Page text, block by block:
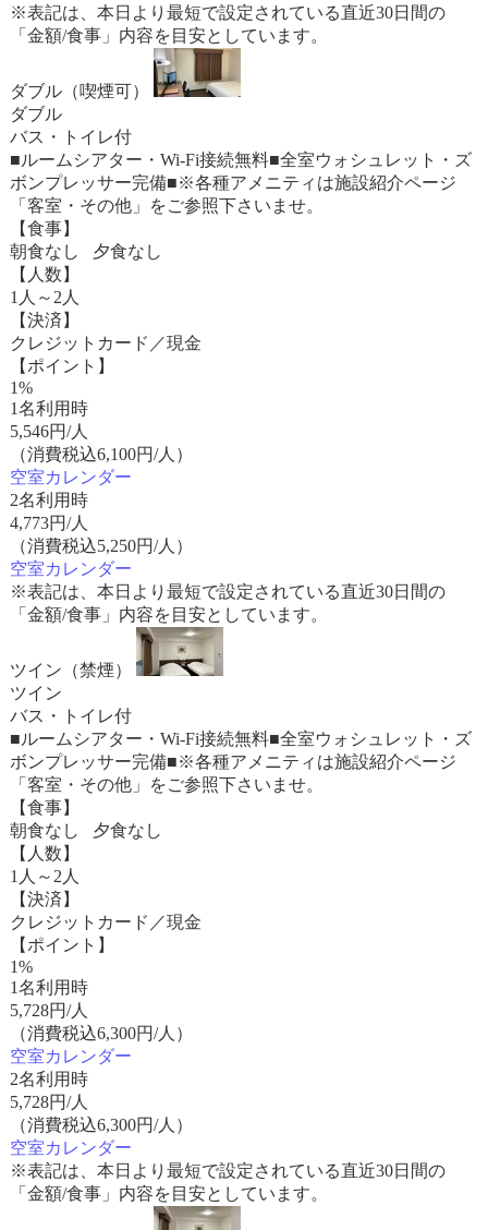
※表記は、本日より最短で設定されている直近30日間の
「金額/食事」内容を目安としています。
ダブル（喫煙可）
ダブル
バス・トイレ付
■ルームシアター・Wi-Fi接続無料■全室ウォシュレット・ズ
ボンプレッサー完備■※各種アメニティは施設紹介ページ
「客室・その他」をご参照下さいませ。
【食事】
朝食なし 夕食なし
【人数】
1人～2人
【決済】
クレジットカード／現金
【ポイント】
1%
1名利用時
5,546円/人
（消費税込6,100円/人）
空室カレンダー
2名利用時
4,773円/人
（消費税込5,250円/人）
空室カレンダー
※表記は、本日より最短で設定されている直近30日間の
「金額/食事」内容を目安としています。
ツイン（禁煙）
ツイン
バス・トイレ付
■ルームシアター・Wi-Fi接続無料■全室ウォシュレット・ズ
ボンプレッサー完備■※各種アメニティは施設紹介ページ
「客室・その他」をご参照下さいませ。
【食事】
朝食なし 夕食なし
【人数】
1人～2人
【決済】
クレジットカード／現金
【ポイント】
1%
1名利用時
5,728円/人
（消費税込6,300円/人）
空室カレンダー
2名利用時
5,728円/人
（消費税込6,300円/人）
空室カレンダー
※表記は、本日より最短で設定されている直近30日間の
「金額/食事」内容を目安としています。